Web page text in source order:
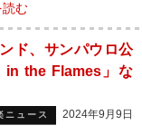
読む
ド、サンパウロ公
in the Flames」な
ニュース 2024年9月9日